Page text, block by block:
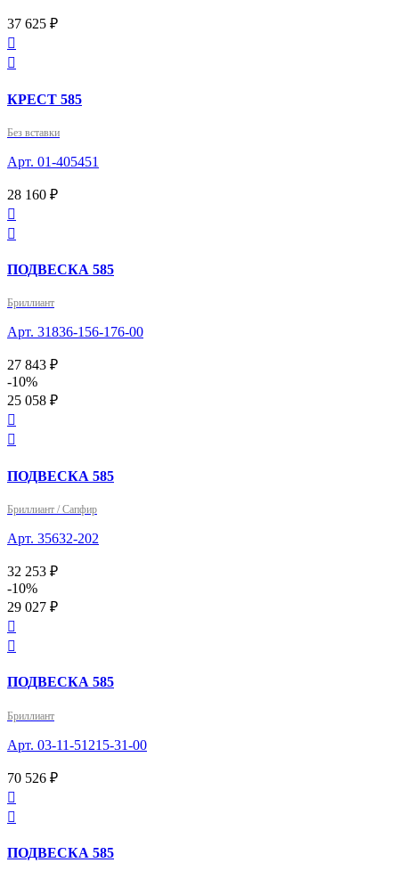
37 625 ₽


КРЕСТ 585
Без вставки
Арт. 01-405451
28 160 ₽


ПОДВЕСКА 585
Бриллиант
Арт. 31836-156-176-00
27 843 ₽
-10%
25 058 ₽


ПОДВЕСКА 585
Бриллиант / Сапфир
Арт. 35632-202
32 253 ₽
-10%
29 027 ₽


ПОДВЕСКА 585
Бриллиант
Арт. 03-11-51215-31-00
70 526 ₽


ПОДВЕСКА 585